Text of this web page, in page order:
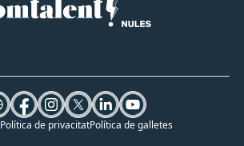
Política de privacitatPolítica de galletes